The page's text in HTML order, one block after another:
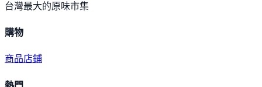
台灣最大的原味市集
購物
商品店鋪